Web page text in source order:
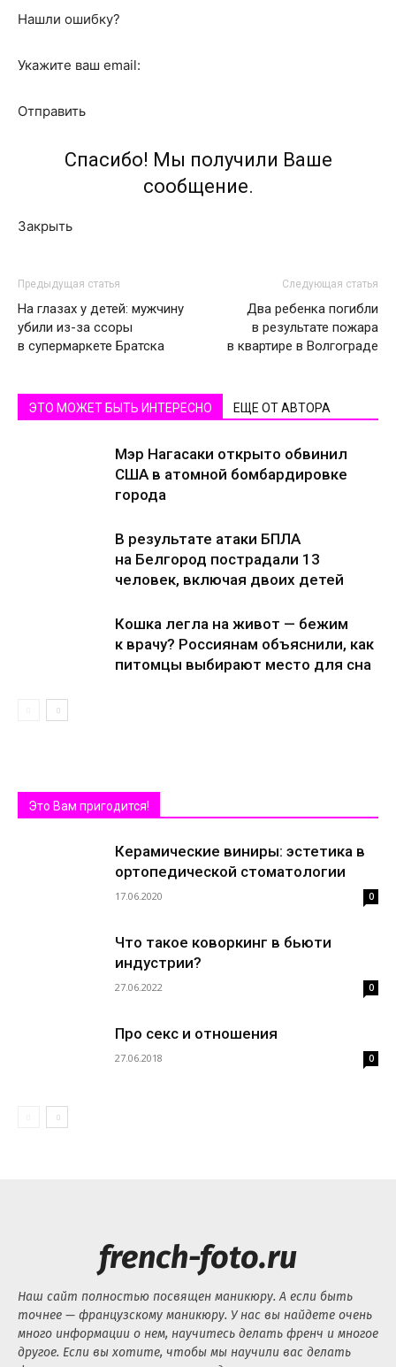
Нашли ошибку?
Укажите ваш email:
Отправить
Спасибо! Мы получили Ваше
сообщение.
Закрыть
Предыдущая статья
На глазах у детей: мужчину
убили из-за ссоры
в супермаркете Братска
Следующая статья
Два ребенка погибли
в результате пожара
в квартире в Волгограде
ЭТО МОЖЕТ БЫТЬ ИНТЕРЕСНО ЕЩЕ ОТ АВТОРА
Мэр Нагасаки открыто обвинил
США в атомной бомбардировке
города
В результате атаки БПЛА
на Белгород пострадали 13
человек, включая двоих детей
Кошка легла на живот — бежим
к врачу? Россиянам объяснили, как
питомцы выбирают место для сна
Это Вам пригодится!
Керамические виниры: эстетика в
ортопедической стоматологии
17.06.2020 0
Что такое коворкинг в бьюти
индустрии?
27.06.2022 0
Про секс и отношения
27.06.2018 0
french-foto.ru
Наш сайт полностью посвящен маникюру. А если быть
точнее — французскому маникюру. У нас вы найдете очень
много информации о нем, научитесь делать френч и многое
другое. Если вы хотите, чтобы мы научили вас делать